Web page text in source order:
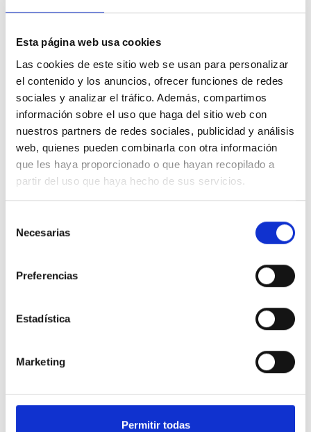
Esta página web usa cookies
Las cookies de este sitio web se usan para personalizar
el contenido y los anuncios, ofrecer funciones de redes
sociales y analizar el tráfico. Además, compartimos
información sobre el uso que haga del sitio web con
nuestros partners de redes sociales, publicidad y análisis
web, quienes pueden combinarla con otra información
que les haya proporcionado o que hayan recopilado a
partir del uso que haya hecho de sus servicios.
Necesarias
Preferencias
Estadística
Marketing
Permitir todas
Gala 38978 Grifo Bañera-Ducha monomando ONIS
Comentarios
También podría interesarle
-40%
28,24 €
-40%
47,07 €